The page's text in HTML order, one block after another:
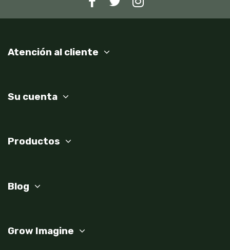
Atención al cliente
Su cuenta
Productos
Blog
Grow Imagine